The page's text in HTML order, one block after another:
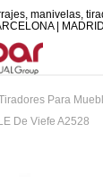
manivelas,
|
Para
De Viefe A2528